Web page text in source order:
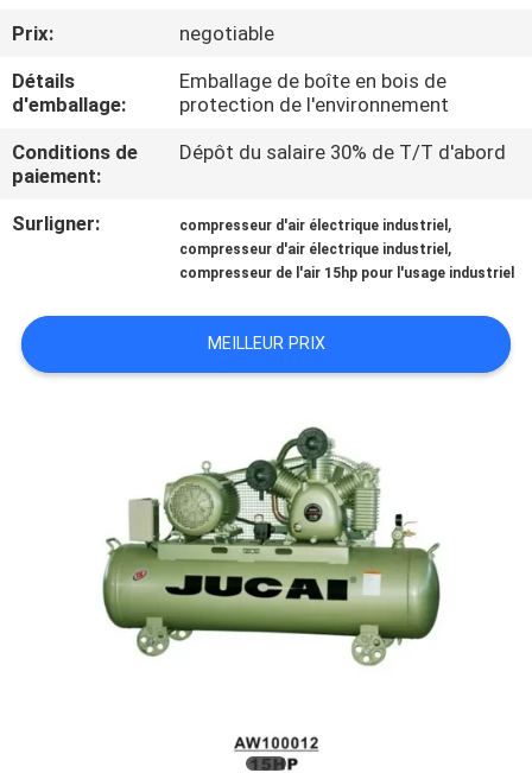
CONTRÔLE
DE
QUALITÉ
CONTACTEZ-
NOUS
NOUVELLES
Prix:
negotiable
Détails
d'emballage:
Emballage de boîte en bois de
protection de l'environnement
Conditions de
paiement:
Dépôt du salaire 30% de T/T d'abord
Surligner: compresseur d'air électrique industriel ,
compresseur d'air électrique industriel ,
compresseur de l'air 15hp pour l'usage industriel
MEILLEUR PRIX